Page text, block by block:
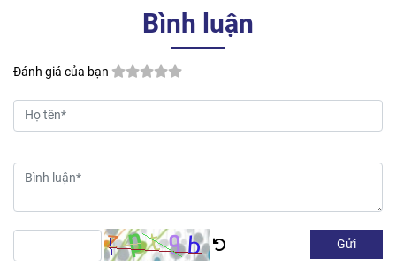
Bình luận
Đánh giá của bạn
Gửi